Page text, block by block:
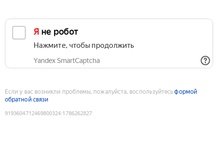
Я не робот
Нажмите, чтобы продолжить
Yandex SmartCaptcha
Если у вас возникли проблемы, пожалуйста, воспользуйтесьформой
обратной связи
9193604712469800324:1786262827